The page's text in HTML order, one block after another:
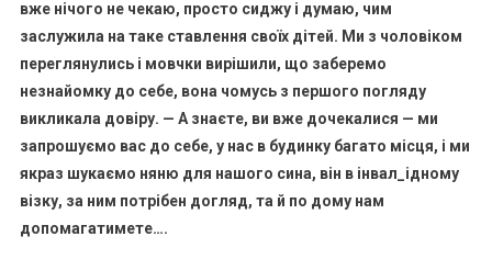
вже нічого не чекаю, просто сиджу і думаю, чим
заслужила на таке ставлення своїх дітей. Ми з чоловіком
переглянулись і мовчки вирішили, що заберемо
незнайомку до себе, вона чомусь з першого погляду
викликала довіру. — А знаєте, ви вже дочекалися — ми
запрошуємо вас до себе, у нас в будинку багато місця, і ми
якраз шукаємо няню для нашого сина, він в iнвaл_ідному
візку, за ним потрібен догляд, та й по дому нам
допомагатимете….